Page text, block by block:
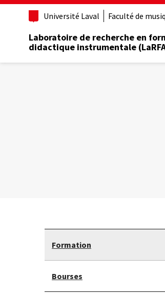
Aller
principal
Université Laval Faculté de
Laboratoire de recherche en
didactique instrumentale
Formation
Bourses